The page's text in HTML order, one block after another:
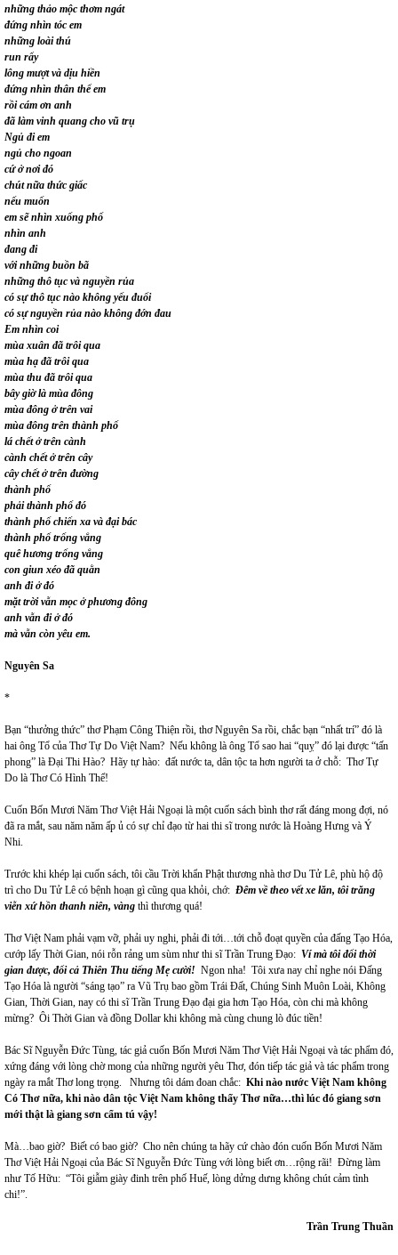
những thảo mộc thơm ngát
đứng nhìn tóc em
những loài thú
run rẩy
lông mượt và dịu hiền
đứng nhìn thân thể em
rồi cám ơn anh
đã làm vinh quang cho vũ trụ
Ngủ đi em
ngủ cho ngoan
cứ ở nơi đó
chút nữa thức giấc
nếu muốn
em sẽ nhìn xuống phố
nhìn anh
đang đi
với những buồn bã
những thô tục và nguyền rủa
có sự thô tục nào không yếu đuối
có sự nguyền rủa nào không đớn đau
Em nhìn coi
mùa xuân đã trôi qua
mùa hạ đã trôi qua
mùa thu đã trôi qua
bây giờ là mùa đông
mùa đông ở trên vai
mùa đông trên thành phố
lá chết ở trên cành
cành chết ở trên cây
cây chết ở trên đường
thành phố
phải thành phố đó
thành phố chiến xa và đại bác
thành phố trống vắng
quê hương trống vắng
con giun xéo đã quằn
anh đi ở đó
mặt trời vẫn mọc ở phương đông
anh vẫn đi ở đó
mà vẫn còn yêu em.
Nguyên Sa
*
Bạn “thưởng thức” thơ Phạm Công Thiện rồi, thơ Nguyên Sa rồi, chắc bạn “nhất trí” đó là
hai ông Tổ của Thơ Tự Do Việt Nam? Nếu không là ông Tổ sao hai “quỵ” đó lại được “tấn
phong” là Đại Thi Hào? Hãy tự hào: đất nước ta, dân tộc ta hơn người ta ở chỗ: Thơ Tự
Do là Thơ Có Hình Thể!
Cuốn Bốn Mươi Năm Thơ Việt Hải Ngoại là một cuốn sách bình thơ rất đáng mong đợi, nó
đã ra mắt, sau năm năm ấp ủ có sự chỉ đạo từ hai thi sĩ trong nước là Hoàng Hưng và Ý
Nhi.
Trước khi khép lại cuốn sách, tôi cầu Trời khẩn Phật thương nhà thơ Du Tử Lê, phù hộ độ
trì cho Du Tử Lê có bệnh hoạn gì cũng qua khỏi, chớ: Đêm về theo vết xe lăn, tôi trăng
viễn xứ hồn thanh niên, vàng thì thương quá!
Thơ Việt Nam phải vạm vỡ, phải uy nghi, phải đi tới…tới chỗ đoạt quyền của đấng Tạo Hóa,
cướp lấy Thời Gian, nói rỗn rảng um sùm như thi sĩ Trần Trung Đạo: Ví mà tôi đổi thời
gian được, đổi cả Thiên Thu tiếng Mẹ cười! Ngon nha! Tôi xưa nay chỉ nghe nói Đấng
Tạo Hóa là người “sáng tạo” ra Vũ Trụ bao gồm Trái Đất, Chúng Sinh Muôn Loài, Không
Gian, Thời Gian, nay có thi sĩ Trần Trung Đạo đại gia hơn Tạo Hóa, còn chi mà không
mừng? Ôi Thời Gian và đồng Dollar khi không mà cùng chung lò đúc tiền!
Bác Sĩ Nguyễn Đức Tùng, tác giả cuốn Bốn Mươi Năm Thơ Việt Hải Ngoại và tác phẩm đó,
xứng đáng với lòng chờ mong của những người yêu Thơ, đón tiếp tác giả và tác phẩm trong
ngày ra mắt Thơ long trọng. Nhưng tôi dám đoan chắc: Khi nào nước Việt Nam không
Có Thơ nữa, khi nào dân tộc Việt Nam không thấy Thơ nữa…thì lúc đó giang sơn
mới thật là giang sơn cẩm tú vậy!
Mà…bao giờ? Biết có bao giờ? Cho nên chúng ta hãy cứ chào đón cuốn Bốn Mươi Năm
Thơ Việt Hải Ngoại của Bác Sĩ Nguyễn Đức Tùng với lòng biết ơn…rộng rãi! Đừng làm
như Tố Hữu: “Tôi giẫm giày đinh trên phố Huế, lòng dửng dưng không chút cảm tình
chi!”.
Trần Trung Thuần